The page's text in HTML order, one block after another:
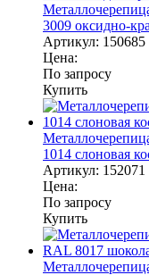
3009 оксидно-
Артикул: 150685
Цена:
По запросу
Купить
1014 слоновая
Артикул: 152071
Цена:
По запросу
Купить